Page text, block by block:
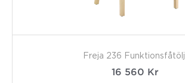
Freja 236 Funktionsfåtölj
16 560 Kr